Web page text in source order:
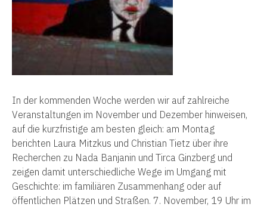
In der kommenden Woche werden wir auf zahlreiche
Veranstaltungen im November und Dezember hinweisen,
auf die kurzfristige am besten gleich: am Montag
berichten Laura Mitzkus und Christian Tietz über ihre
Recherchen zu Nada Banjanin und Tirca Ginzberg und
zeigen damit unterschiedliche Wege im Umgang mit
Geschichte: im familiären Zusammenhang oder auf
öffentlichen Plätzen und Straßen. 7. November, 19 Uhr im